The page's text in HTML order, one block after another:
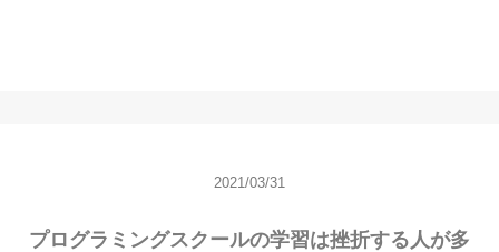
2021/03/31
プログラミングスクールの学習は挫折する人が多